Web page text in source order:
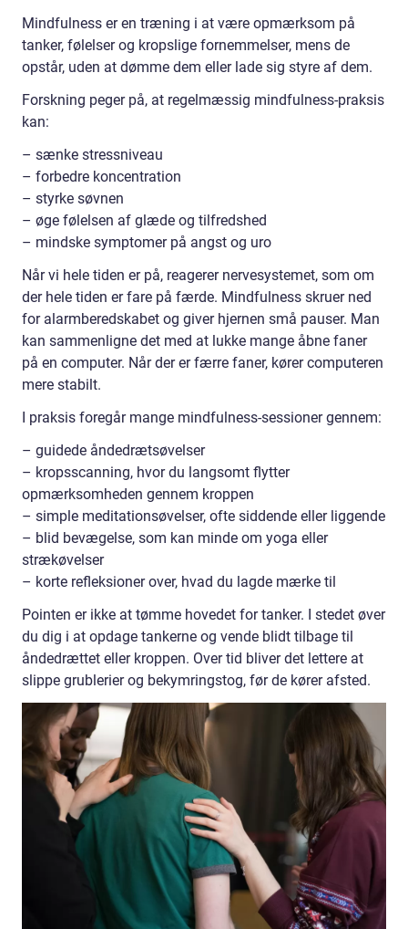
Mindfulness er en træning i at være opmærksom på
tanker, følelser og kropslige fornemmelser, mens de
opstår, uden at dømme dem eller lade sig styre af dem.
Forskning peger på, at regelmæssig mindfulness-praksis
kan:
– sænke stressniveau
– forbedre koncentration
– styrke søvnen
– øge følelsen af glæde og tilfredshed
– mindske symptomer på angst og uro
Når vi hele tiden er på, reagerer nervesystemet, som om
der hele tiden er fare på færde. Mindfulness skruer ned
for alarmberedskabet og giver hjernen små pauser. Man
kan sammenligne det med at lukke mange åbne faner
på en computer. Når der er færre faner, kører computeren
mere stabilt.
I praksis foregår mange mindfulness-sessioner gennem:
– guidede åndedrætsøvelser
– kropsscanning, hvor du langsomt flytter
opmærksomheden gennem kroppen
– simple meditationsøvelser, ofte siddende eller liggende
– blid bevægelse, som kan minde om yoga eller
strækøvelser
– korte refleksioner over, hvad du lagde mærke til
Pointen er ikke at tømme hovedet for tanker. I stedet øver
du dig i at opdage tankerne og vende blidt tilbage til
åndedrættet eller kroppen. Over tid bliver det lettere at
slippe grublerier og bekymringstog, før de kører afsted.